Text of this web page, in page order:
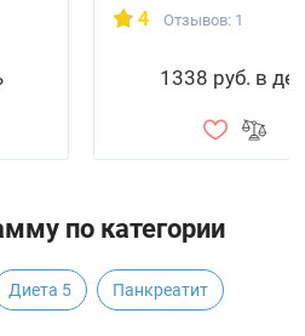
4 Отзывов: 1
1338 руб. в
по категории
Диета 5 Панкреатит